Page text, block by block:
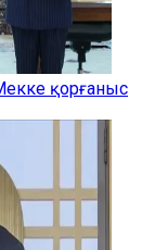
қорғаныс